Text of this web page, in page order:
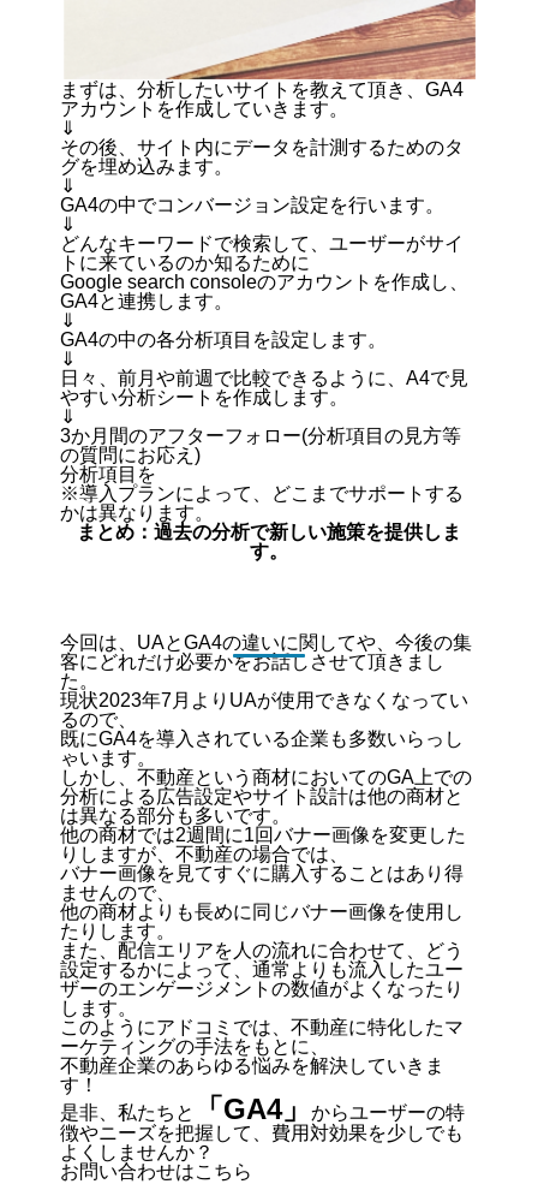
まずは、分析したいサイトを教えて頂き、GA4
アカウントを作成していきます。
⇓
その後、サイト内にデータを計測するためのタ
グを埋め込みます。
⇓
GA4の中でコンバージョン設定を行います。
⇓
どんなキーワードで検索して、ユーザーがサイ
トに来ているのか知るために
Google search consoleのアカウントを作成し、
GA4と連携します。
⇓
GA4の中の各分析項目を設定します。
⇓
日々、前月や前週で比較できるように、A4で見
やすい分析シートを作成します。
⇓
3か月間のアフターフォロー(分析項目の見方等
の質問にお応え)
分析項目を
※導入プランによって、どこまでサポートする
かは異なります。
まとめ：過去の分析で新しい施策を提供しま
す。
今回は、UAとGA4の違いに関してや、今後の集
客にどれだけ必要かをお話しさせて頂きまし
た。
現状2023年7月よりUAが使用できなくなってい
るので、
既にGA4を導入されている企業も多数いらっし
ゃいます。
しかし、不動産という商材においてのGA上での
分析による広告設定やサイト設計は他の商材と
は異なる部分も多いです。
他の商材では2週間に1回バナー画像を変更した
りしますが、不動産の場合では、
バナー画像を見てすぐに購入することはあり得
ませんので、
他の商材よりも長めに同じバナー画像を使用し
たりします。
また、配信エリアを人の流れに合わせて、どう
設定するかによって、通常よりも流入したユー
ザーのエンゲージメントの数値がよくなったり
します。
このようにアドコミでは、不動産に特化したマ
ーケティングの手法をもとに、
不動産企業のあらゆる悩みを解決していきま
す！
是非、私たちと
「GA4」
からユーザーの特
徴やニーズを把握して、費用対効果を少しでも
よくしませんか？
お問い合わせはこちら